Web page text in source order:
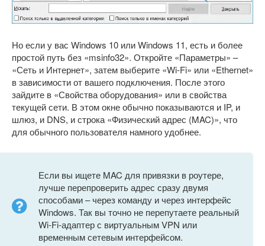
Но если у вас Windows 10 или Windows 11, есть и более
простой путь без «msinfo32». Откройте «Параметры» –
«Сеть и Интернет», затем выберите «Wi-Fi» или «Ethernet»
в зависимости от вашего подключения. После этого
зайдите в «Свойства оборудования» или в свойства
текущей сети. В этом окне обычно показываются и IP, и
шлюз, и DNS, и строка «Физический адрес (MAC)», что
для обычного пользователя намного удобнее.
Если вы ищете MAC для привязки в роутере,
лучше перепроверить адрес сразу двумя
способами – через команду и через интерфейс
Windows. Так вы точно не перепутаете реальный
Wi-Fi-адаптер с виртуальным VPN или
временным сетевым интерфейсом.